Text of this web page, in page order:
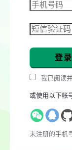
登
我已阅读
或使用以下帐
未注册的手机